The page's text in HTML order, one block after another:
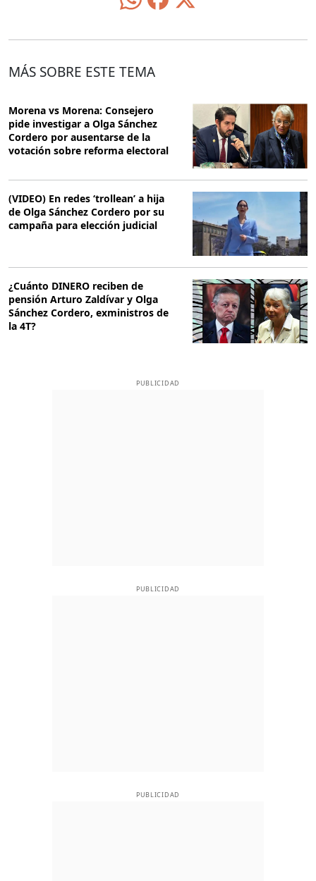
MÁS SOBRE ESTE TEMA
Morena vs Morena: Consejero
pide investigar a Olga Sánchez
Cordero por ausentarse de la
votación sobre reforma electoral
(VIDEO) En redes ‘trollean’ a hija
de Olga Sánchez Cordero por su
campaña para elección judicial
¿Cuánto DINERO reciben de
pensión Arturo Zaldívar y Olga
Sánchez Cordero, exministros de
la 4T?
PUBLICIDAD
PUBLICIDAD
PUBLICIDAD